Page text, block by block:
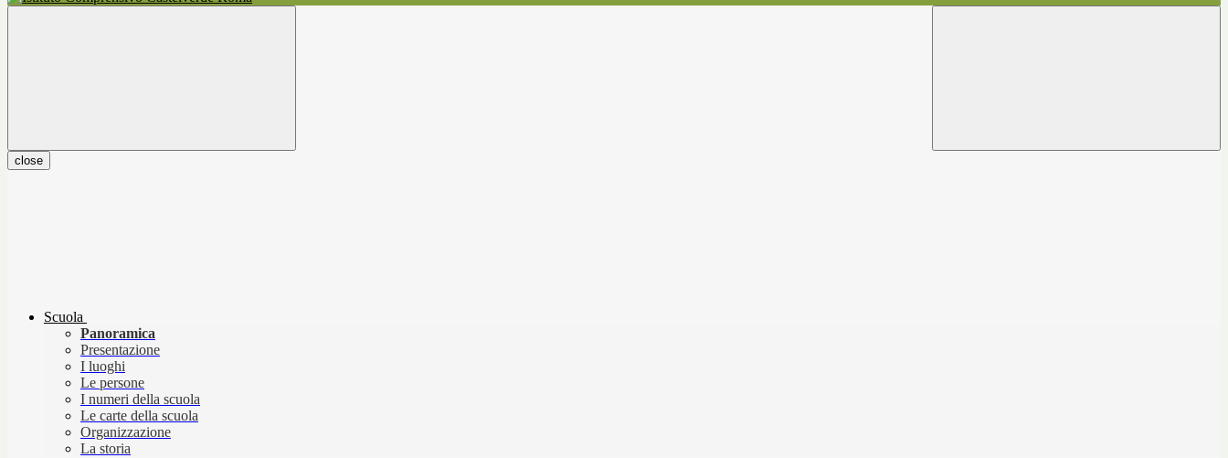
close
Scuola
Panoramica
Presentazione
I luoghi
Le persone
I numeri della scuola
Le carte della scuola
Organizzazione
La storia